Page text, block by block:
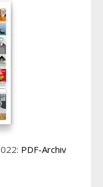
PDF-Archiv